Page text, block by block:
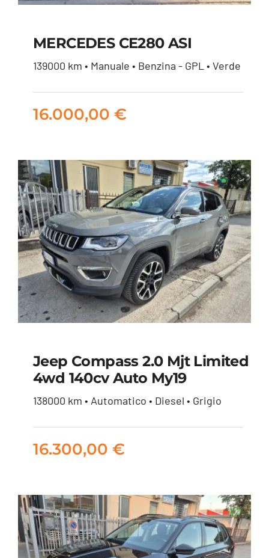
MERCEDES CE280 ASI
139000 km • Manuale • Benzina - GPL • Verde
16.000,00 €
Jeep Compass 2.0 mjt
Limited 4wd 140cv
auto my19
16.300,00
Jeep Compass 2.0 Mjt Limited
4wd 140cv Auto My19
138000 km • Automatico • Diesel • Grigio
16.300,00 €